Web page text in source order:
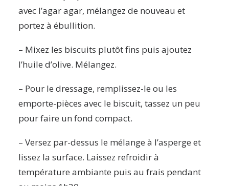
avec l’agar agar, mélangez de nouveau et
portez à ébullition.
– Mixez les biscuits plutôt fins puis ajoutez
l’huile d’olive. Mélangez.
– Pour le dressage, remplissez-le ou les
emporte-pièces avec le biscuit, tassez un peu
pour faire un fond compact.
– Versez par-dessus le mélange à l’asperge et
lissez la surface. Laissez refroidir à
température ambiante puis au frais pendant